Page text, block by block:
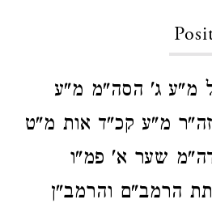
מ"ע ג' הסה"מ מ"ע
מ"ע קכ"ד אות מ"ט
שער א' פמ"ו
הרמב"ם והרמב"ן